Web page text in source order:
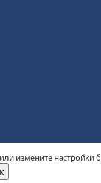
измените настройки